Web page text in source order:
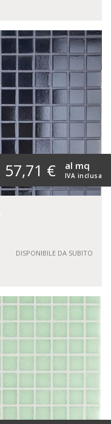
57,71 € IVA inclusa
al mq
DISPONIBILE DA SUBITO